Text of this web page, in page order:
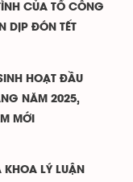
CỦA TỔ CÔNG
DỊP ĐÓN TẾT
HOẠT ĐẦU
NĂM 2025,
MỚI
LÝ LUẬN